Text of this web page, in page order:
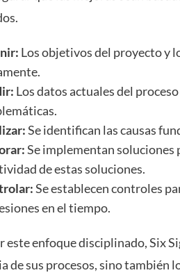
Los objetivos del proyecto y
Los datos actuales del
Se identifican las causas
Se implementan soluciones
de estas soluciones.
Se establecen controles
en el tiempo.
este enfoque disciplinado, Six
de sus procesos, sino